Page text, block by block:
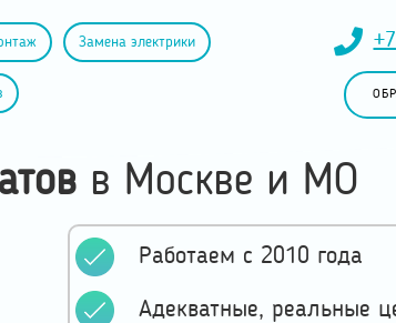
Замена электрики
в Москве и МО
Работаем с 2010 года
Адекватные, реальные